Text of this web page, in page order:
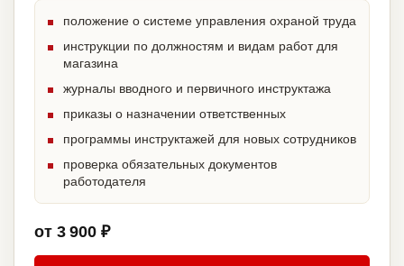
положение о системе управления охраной труда
инструкции по должностям и видам работ для
магазина
журналы вводного и первичного инструктажа
приказы о назначении ответственных
программы инструктажей для новых сотрудников
проверка обязательных документов
работодателя
от 3 900 ₽